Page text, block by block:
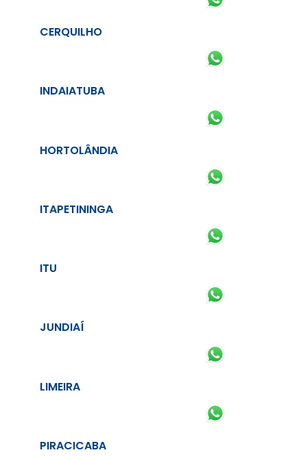
CERQUILHO
INDAIATUBA
HORTOLÂNDIA
ITAPETININGA
ITU
JUNDIAÍ
LIMEIRA
PIRACICABA